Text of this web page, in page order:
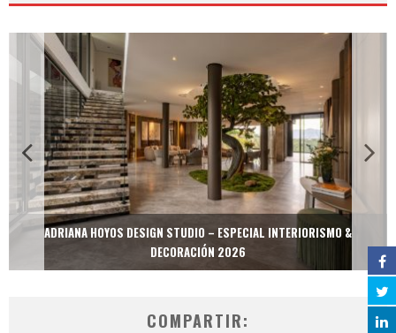
ADRIANA HOYOS DESIGN STUDIO – ESPECIAL INTERIORISMO &
DECORACIÓN 2026
COMPARTIR: